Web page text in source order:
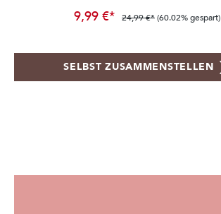
9,99 €* 24,99 €*(60.02% gespart)
SELBST ZUSAMMENSTELLEN